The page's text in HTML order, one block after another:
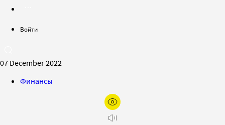
Войти
07 December 2022
Финансы